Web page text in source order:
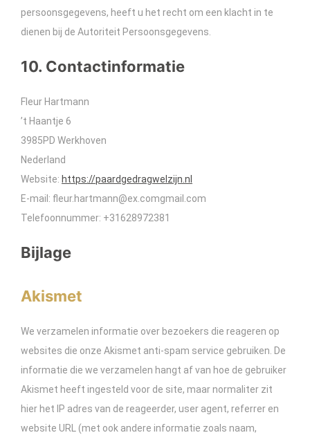
persoonsgegevens, heeft u het recht om een klacht in te
dienen bij de Autoriteit Persoonsgegevens.
10. Contactinformatie
Fleur Hartmann
’t Haantje 6
3985PD Werkhoven
Nederland
Website: https://paardgedragwelzijn.nl
E-mail: fleur.hartmann@ex.comgmail.com
Telefoonnummer: +31628972381
Bijlage
Akismet
We verzamelen informatie over bezoekers die reageren op
websites die onze Akismet anti-spam service gebruiken. De
informatie die we verzamelen hangt af van hoe de gebruiker
Akismet heeft ingesteld voor de site, maar normaliter zit
hier het IP adres van de reageerder, user agent, referrer en
website URL (met ook andere informatie zoals naam,